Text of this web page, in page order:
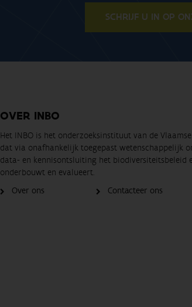
SCHRIJF U IN OP
OVER INBO
Het INBO is het onderzoeksinstituut van de
dat via onafhankelijk toegepast wetenschappelijk
data- en kennisontsluiting het biodiversiteitsbeleid
onderbouwt en evalueert.
Over ons
Contacteer ons